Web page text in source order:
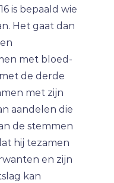
is bepaald wie
Het gaat dan
met bloed-
de derde
met zijn
aandelen die
de stemmen
hij tezamen
en zijn
kan